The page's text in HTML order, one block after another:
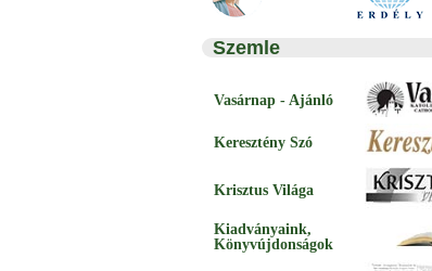
Szemle
Vasárnap - Ajánló
Keresztény Szó
Krisztus Világa
Kiadványaink,
Könyvújdonságok